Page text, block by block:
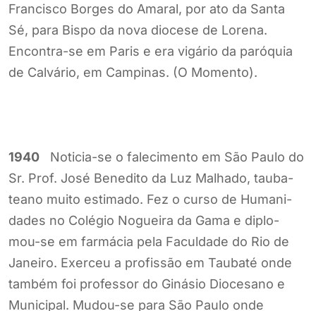
Francisco Borges do Amaral, por ato da Santa
Sé, para Bispo da nova diocese de Lorena.
Encontra-se em Paris e era vigário da paróquia
de Calvário, em Campinas. (O Momento).
1940 Noticia-se o falecimento em São Paulo do
Sr. Prof. José Benedito da Luz Malhado, tauba-
teano muito estimado. Fez o curso de Humani-
dades no Colégio Nogueira da Gama e diplo-
mou-se em farmácia pela Faculdade do Rio de
Janeiro. Exerceu a profissão em Taubaté onde
também foi professor do Ginásio Diocesano e
Municipal. Mudou-se para São Paulo onde